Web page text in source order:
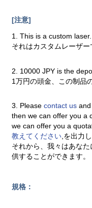
[注意]
1. This is a custom laser.
それはカスタムレーザー
2. 10000 JPY is the
1万円の頭金、この制品
3. Pleasecontact us
then we can offer you a
we can offer you a
教えてください,を出力
それから、我々はあな
供することができます。
規格：